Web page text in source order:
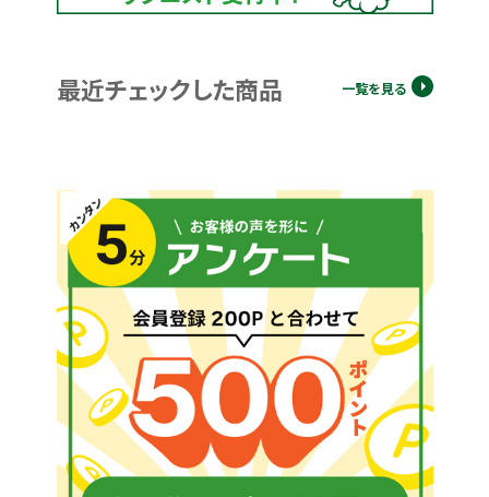
最近チェックした商品 一覧を見る